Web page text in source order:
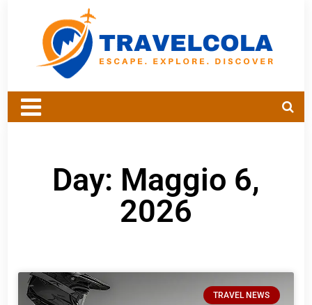
Day: Maggio 6,
2026
TRAVEL NEWS